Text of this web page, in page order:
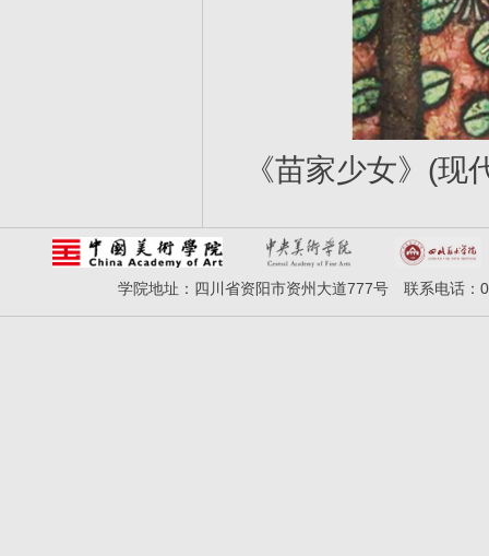
《苗家少女》(
学院地址：四川省资阳市资州大道777号 联系电话：